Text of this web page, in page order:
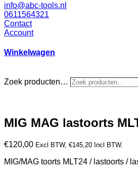
info@abc-tools.nl
0611564321
Contact
Account
Winkelwagen
Zoek producten…
MIG MAG lastoorts
€120,00 Excl BTW, €145,20 Incl BTW.
MIG/MAG toorts MLT24 / lastoorts /